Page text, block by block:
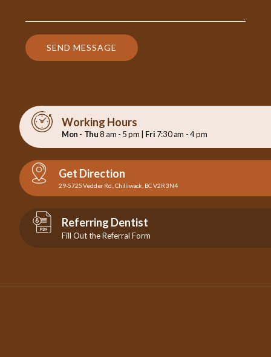
SEND MESSAGE
Working Hours
Mon - Thu8 am - 5 pm | Fri 7:30 am - 4 pm
Get Direction
29-5725 Vedder Rd., Chilliwack, BC V2R 3N4
Referring Dentist
Fill Out the Referral Form